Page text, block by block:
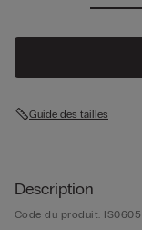
Guide des tailles
Description
Code du produit: IS0605